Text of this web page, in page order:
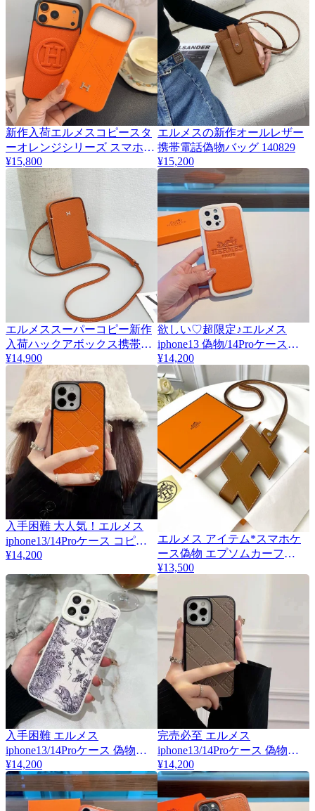
新作入荷エルメスコピースタ
ーオレンジシリーズ スマホケ
ース HS208882
¥15,800
エルメスの新作オールレザー
携帯電話偽物バッグ 140829
¥15,200
エルメススーパーコピー新作
入荷ハックアボックス携帯電
話ケース 9853
¥14,900
欲しい♡超限定♪エルメス
iphone13 偽物/14Proケース
erk51839
¥14,200
入手困難 大人気！エルメス
iphone13/14Proケース コピー
erw27697
¥14,200
2
エルメス アイテム*スマホケ
ース偽物 エプソムカーフ
he19049
¥13,500
入手困難 エルメス
iphone13/14Proケース 偽物
eri48184
¥14,200
完売必至 エルメス
iphone13/14Proケース 偽物
eru23797
¥14,200